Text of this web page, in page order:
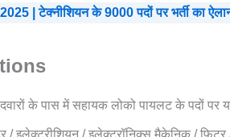
| टेक्नीशियन के 9000 पदों पर भर्ती का
के पास में सहायक लोको पायलट के पदों पर यह